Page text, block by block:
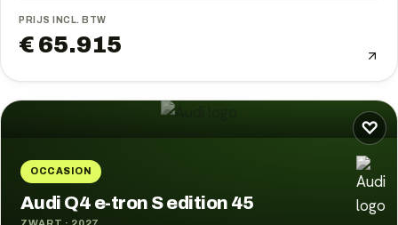
PRIJS INCL. BTW
€ 65.915
♡
OCCASION
Audi Q4 e-tron S edition 45